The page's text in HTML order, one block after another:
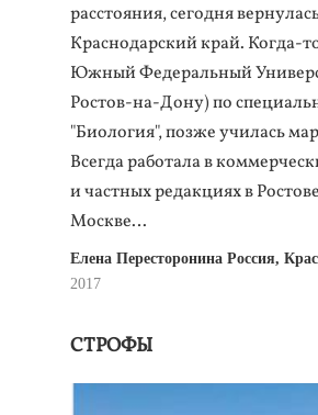
расстояния, сегодня
Краснодарский край. Когда-
Южный Федеральный
Ростов-на-Дону) по
"Биология", позже училась
Всегда работала в
и частных редакциях в
Москве…
Елена Пересторонина Россия,
2017
СТРОФЫ